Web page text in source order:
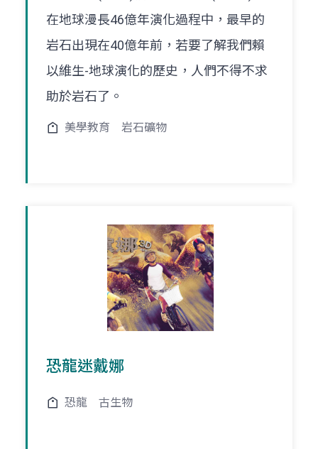
在地球漫長46億年演化過程中，最早的
岩石出現在40億年前，若要了解我們賴
以維生-地球演化的歷史，人們不得不求
助於岩石了。
美學教育 岩石礦物
恐龍迷戴娜
恐龍 古生物